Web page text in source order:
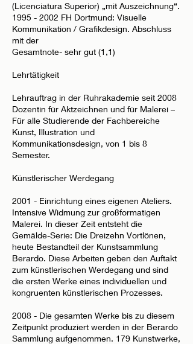
(Licenciatura Superior) „mit Auszeichnung“.
1995 - 2002 FH Dortmund: Visuelle
Kommunikation / Grafikdesign. Abschluss
mit der
Gesamtnote- sehr gut (1,1)
Lehrtätigkeit
Lehrauftrag in der Ruhrakademie seit 2008
Dozentin für Aktzeichnen und für Malerei –
Für alle Studierende der Fachbereiche
Kunst, Illustration und
Kommunikationsdesign, von 1 bis 8
Semester.
Künstlerischer Werdegang
2001 - Einrichtung eines eigenen Ateliers.
Intensive Widmung zur großformatigen
Malerei. In dieser Zeit entsteht die
Gemälde-Serie: Die Dreizehn Vortlönen,
heute Bestandteil der Kunstsammlung
Berardo. Diese Arbeiten geben den Auftakt
zum künstlerischen Werdegang und sind
die ersten Werke eines individuellen und
kongruenten künstlerischen Prozesses.
2008 - Die gesamten Werke bis zu diesem
Zeitpunkt produziert werden in der Berardo
Sammlung aufgenommen. 179 Kunstwerke,